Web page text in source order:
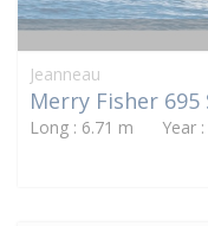
Jeanneau
Merry Fisher 695
Long : 6.71 m Year :